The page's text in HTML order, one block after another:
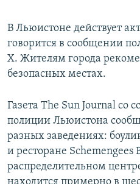
В Льюистоне действует
говорится в сообщении
X. Жителям города
безопасных местах.
Газета The Sun Journal со
полиции Льюистона
разных заведениях:
и ресторане Schemengees
распределительном